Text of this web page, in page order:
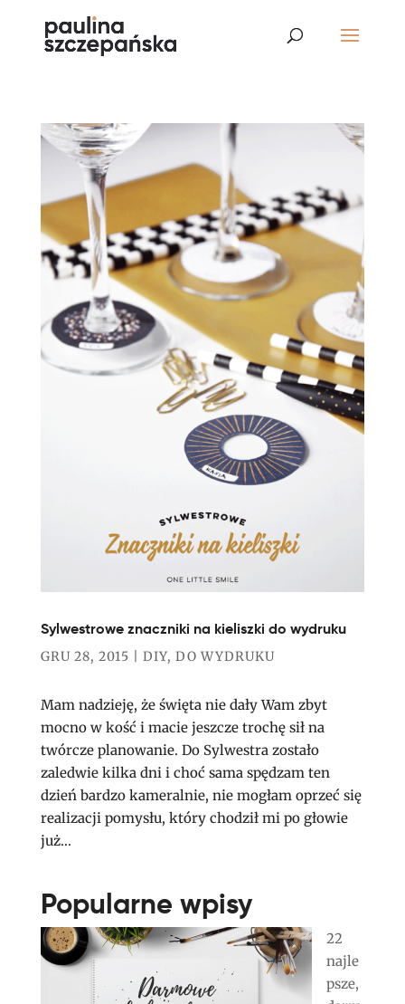
Sylwestrowe znaczniki na kieliszki do wydruku
GRU 28, 2015 DIY, DO WYDRUKU
Mam nadzieję, że święta nie dały Wam zbyt
mocno w kość i macie jeszcze trochę sił na
twórcze planowanie. Do Sylwestra zostało
zaledwie kilka dni i choć sama spędzam ten
dzień bardzo kameralnie, nie mogłam oprzeć się
realizacji pomysłu, który chodził mi po głowie
już...
Popularne wpisy
22
najle
psze,